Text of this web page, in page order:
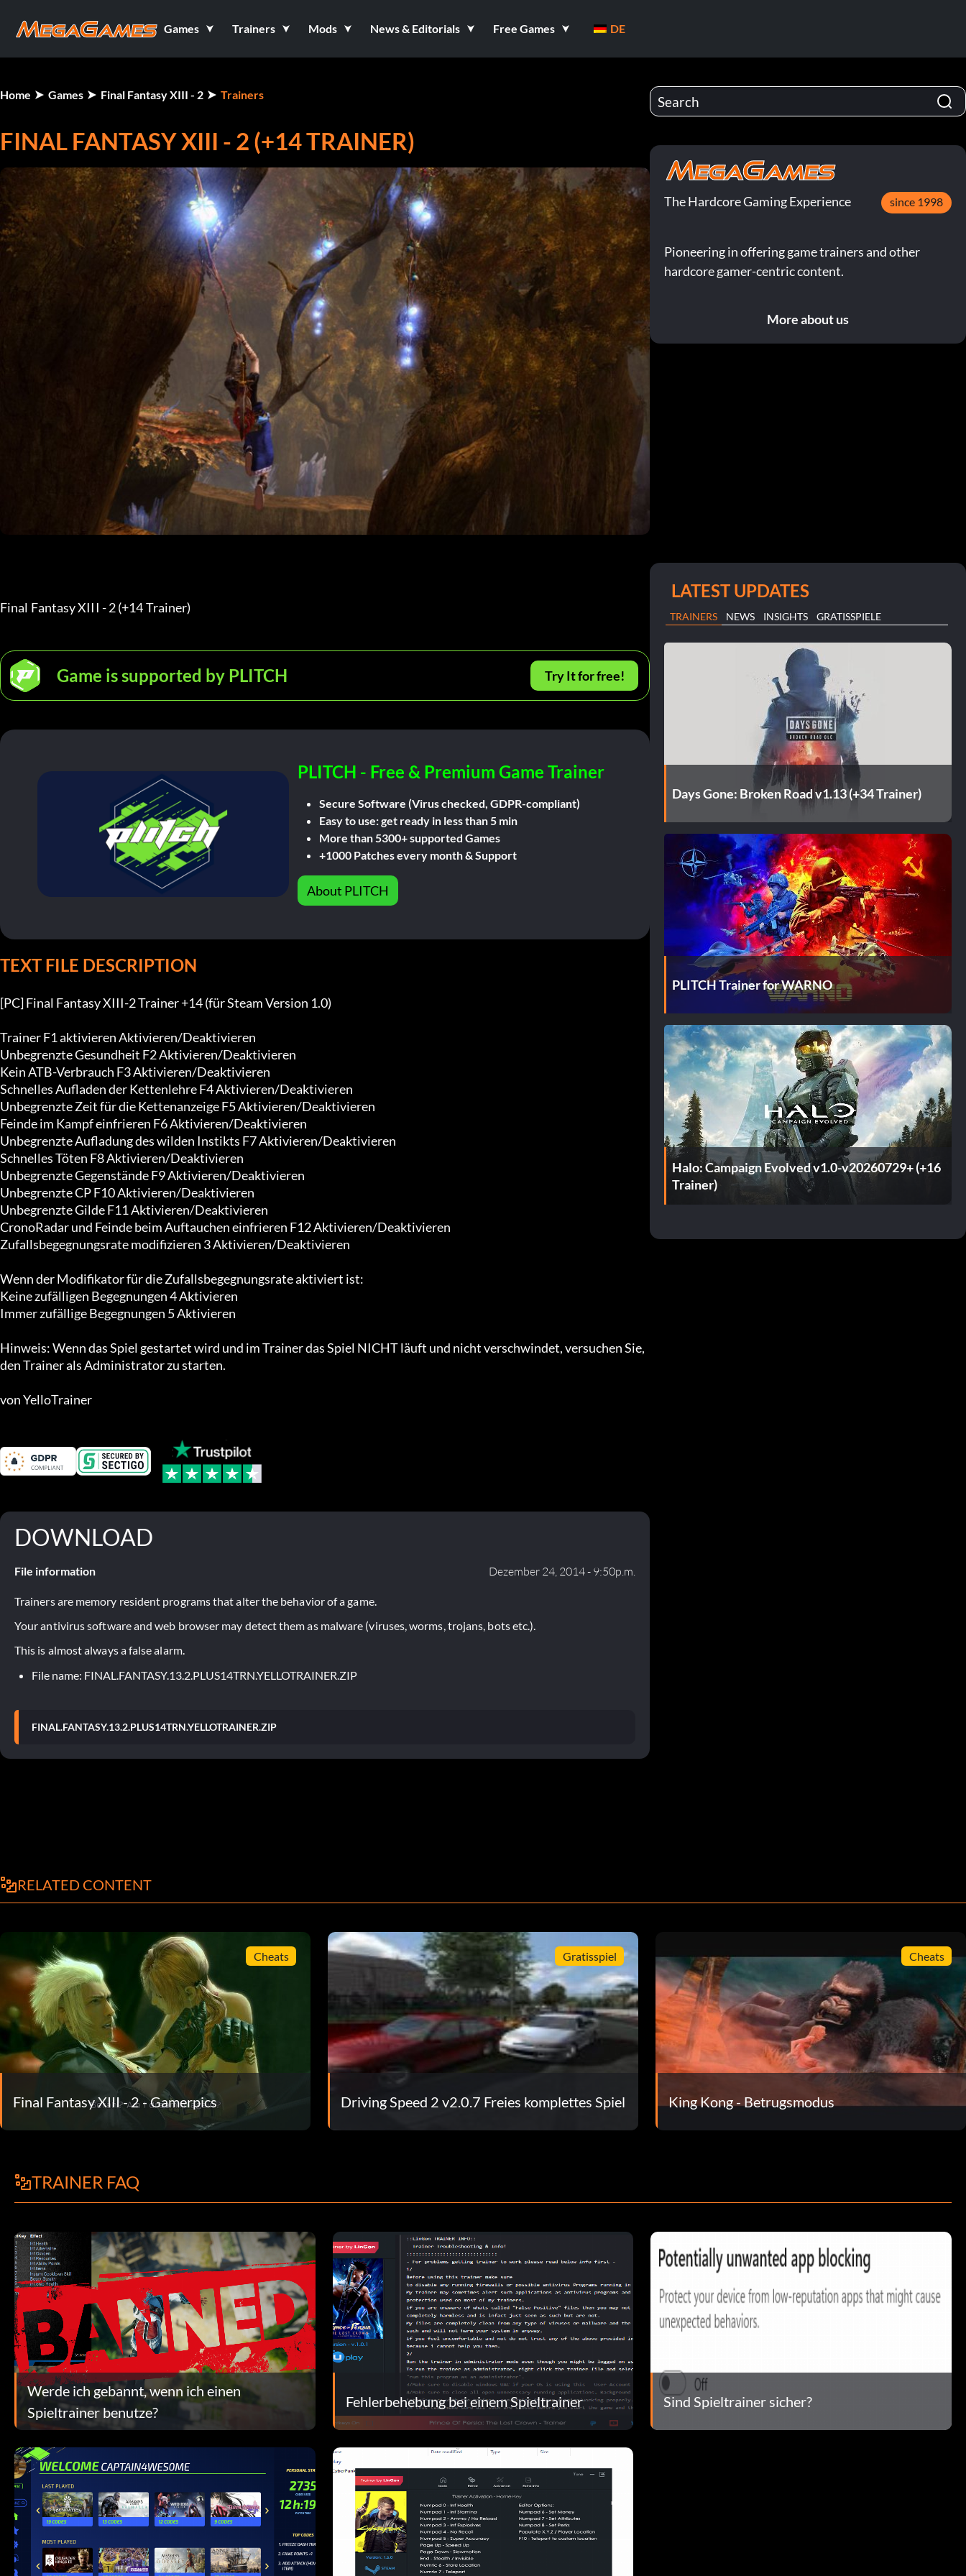
Games Trainers Mods News & Editorials Free Games DE
Home Games Final Fantasy XIII - 2 Trainers
FINAL FANTASY XIII - 2 (+14 TRAINER)
Final Fantasy XIII - 2 (+14 Trainer)
Game is supported by PLITCH Try It for free!
PLITCH - Free & Premium Game Trainer
Secure Software (Virus checked, GDPR-compliant)
Easy to use: get ready in less than 5 min
More than 5300+ supported Games
+1000 Patches every month & Support
About PLITCH
TEXT FILE DESCRIPTION
[PC] Final Fantasy XIII-2 Trainer +14 (für Steam Version 1.0)
Trainer F1 aktivieren Aktivieren/Deaktivieren
Unbegrenzte Gesundheit F2 Aktivieren/Deaktivieren
Kein ATB-Verbrauch F3 Aktivieren/Deaktivieren
Schnelles Aufladen der Kettenlehre F4 Aktivieren/Deaktivieren
Unbegrenzte Zeit für die Kettenanzeige F5 Aktivieren/Deaktivieren
Feinde im Kampf einfrieren F6 Aktivieren/Deaktivieren
Unbegrenzte Aufladung des wilden Instikts F7 Aktivieren/Deaktivieren
Schnelles Töten F8 Aktivieren/Deaktivieren
Unbegrenzte Gegenstände F9 Aktivieren/Deaktivieren
Unbegrenzte CP F10 Aktivieren/Deaktivieren
Unbegrenzte Gilde F11 Aktivieren/Deaktivieren
CronoRadar und Feinde beim Auftauchen einfrieren F12 Aktivieren/Deaktivieren
Zufallsbegegnungsrate modifizieren 3 Aktivieren/Deaktivieren
Wenn der Modifikator für die Zufallsbegegnungsrate aktiviert ist:
Keine zufälligen Begegnungen 4 Aktivieren
Immer zufällige Begegnungen 5 Aktivieren
Hinweis: Wenn das Spiel gestartet wird und im Trainer das Spiel NICHT läuft und nicht verschwindet, versuchen Sie,
den Trainer als Administrator zu starten.
von YelloTrainer
DOWNLOAD
File information Dezember 24, 2014 - 9:50p.m.
Trainers are memory resident programs that alter the behavior of a game.
Your antivirus software and web browser may detect them as malware (viruses, worms, trojans, bots etc.).
This is almost always a false alarm.
File name: FINAL.FANTASY.13.2.PLUS14TRN.YELLOTRAINER.ZIP
FINAL.FANTASY.13.2.PLUS14TRN.YELLOTRAINER.ZIP
The Hardcore Gaming Experience since 1998
Pioneering in offering game trainers and other
hardcore gamer-centric content.
More about us
LATEST UPDATES
TRAINERS NEWS INSIGHTS GRATISSPIELE
Days Gone: Broken Road v1.13 (+34 Trainer)
PLITCH Trainer for WARNO
Halo: Campaign Evolved v1.0-v20260729+ (+16
Trainer)
RELATED CONTENT
Cheats
Final Fantasy XIII - 2 - Gamerpics
Gratisspiel
Driving Speed 2 v2.0.7 Freies komplettes Spiel
Cheats
King Kong - Betrugsmodus
TRAINER FAQ
Werde ich gebannt, wenn ich einen
Spieltrainer benutze?
Fehlerbehebung bei einem Spieltrainer Sind Spieltrainer sicher?